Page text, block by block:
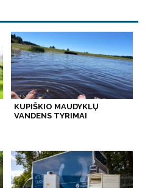
KUPIŠKIO MAUDYKLŲ
VANDENS TYRIMAI